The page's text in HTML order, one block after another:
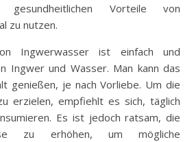
Vorteile von
zu nutzen.
Ingwerwasser ist einfach und
Ingwer und Wasser. Man kann das
genießen, je nach Vorliebe. Um die
erzielen, empfiehlt es sich, täglich
Es ist jedoch ratsam, die
zu erhöhen, um mögliche